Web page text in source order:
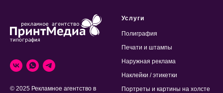
© 2025 Рекламное агентство в
Услуги
Полиграфия
Печати и штампы
Наружная реклама
Наклейки / этикетки
Портреты и картины на холсте